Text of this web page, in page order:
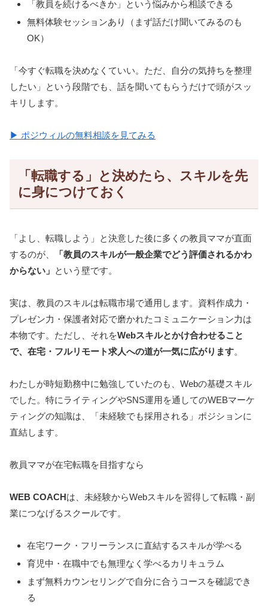
「教員を続けるべきか」という悩みから相談できる
無料体験セッションあり（まず話だけ聞いてみるのも
OK）
「今すぐ転職を決めなくていい。ただ、自分の気持ちを整理
したい」という段階でも、話を聞いてもらうだけで頭がスッ
キリします。
▶ ポジウィルの無料相談を見てみる
「転職する」と決めたら、スキルを先
に身につけておく
「よし、転職しよう」と決意した後に多くの教員ママが直面
するのが、
「教員のスキルが一般企業でどう評価されるかわ
からない」 という壁です。
実は、教員のスキルは転職市場で通用します。資料作成力・
プレゼン力・保護者対応で磨かれたコミュニケーション力は
本物です。ただし、それをWebスキルとかけ合わせること
で、在宅・フルリモート求人への道が一気に広がります。
わたしが時短勤務中に勉強していたのも、Webの基礎スキル
でした。特にライティングやSNS運用を通してのWEBマーケ
ティングの知識は、「未経験でも採用される」ポジションに
直結します。
教員ママが在宅転職を目指すなら
WEB COACHは、未経験からWebスキルを習得して転職・副
業につなげるスクールです。
在宅ワーク・フリーランスに直結するスキルが学べる
育児中・在職中でも無理なく学べるカリキュラム
まず無料カウンセリングで自分に合うコースを確認でき
る